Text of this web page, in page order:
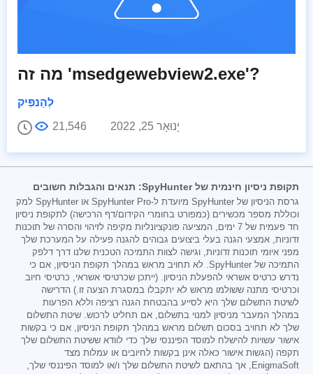
מה זה 'msedgewebview2.exe'?
לְהַנפִּיק
יָנוּאָר 25, 2022
21,546
תקופת ניסיון חינמית של SpyHunter: תנאים והגבלות חשובים
גרסת הניסיון של SpyHunter מיועדת ל-SpyHunter Pro או SpyHunter למק
וכוללת מספר מכשירים (כמפורט בחומרי הקידום/דף הרכישה) לתקופת ניסיון
חד פעמית של 7 ימים, המציעה פונקציונליות מקיפה לזיהוי והסרה של תוכנות
זדוניות, אמצעי הגנה בעלי ביצועים גבוהים להגנה פעילה על המערכת שלך
מפני איומי תוכנות זדוניות, וגישה לצוות התמיכה הטכנית שלנו דרך דלפק
התמיכה של SpyHunter. לא תחויב מראש במהלך תקופת הניסיון, אם כי
נדרש כרטיס אשראי להפעלת הניסיון. (ייתכן שכרטיסי אשראי, כרטיסי חיוב
וכרטיסי מתנה ששולמו מראש לא יתקבלו במסגרת הצעה זו.) הדרישה
לשיטת התשלום שלך היא לסייע בהבטחת הגנה רציפה וללא הפרעות
במהלך המעבר מניסיון למנוי בתשלום, אם תחליט לרכוש. שיטת התשלום
שלך לא תחויב בסכום תשלום מראש במהלך תקופת הניסיון, אם כי בקשות
אישור עשויות להישלח למוסד הפיננסי שלך כדי לוודא ששיטת התשלום שלך
תקפה (הגשות אישור כאלה אינן בקשות לחיובים או עמלות מצד
EnigmaSoft, אך בהתאם לשיטת התשלום שלך ו/או למוסד הפיננסי שלך,